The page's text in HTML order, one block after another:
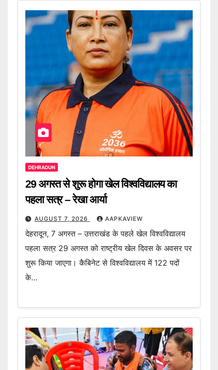
DEHRADUN
29 अगस्त से शुरू होगा खेल विश्वविद्यालय का
पहला सत्र – रेखा आर्या
AUGUST 7, 2026 AAPKAVIEW
देहरादून, 7 अगस्त – उत्तराखंड के पहले खेल विश्वविद्यालय
पहला सत्र 29 अगस्त को राष्ट्रीय खेल दिवस के अवसर पर
शुरू किया जाएगा। कैबिनेट से विश्वविद्यालय में 122 पदों
के…